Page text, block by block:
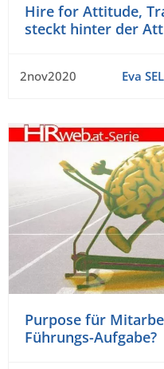
Hire for Attitude,
steckt hinter der
2nov2020 Eva
Purpose für
Führungs-Aufgabe?